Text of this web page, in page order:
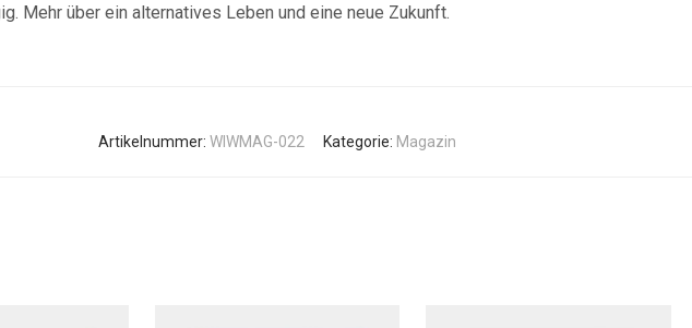
Mehr über ein alternatives Leben und eine neue Zukunft.
Artikelnummer: WIWMAG-022 Kategorie: Magazin